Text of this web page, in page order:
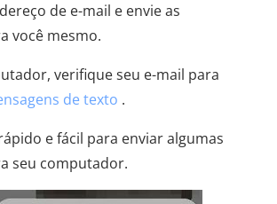
de e-mail e envie as
você mesmo.
verifique seu e-mail para
de texto .
e fácil para enviar algumas
seu computador.